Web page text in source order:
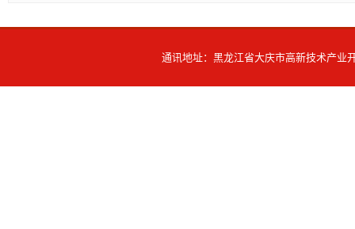
通讯地址：黑龙江省大庆市高新技术产